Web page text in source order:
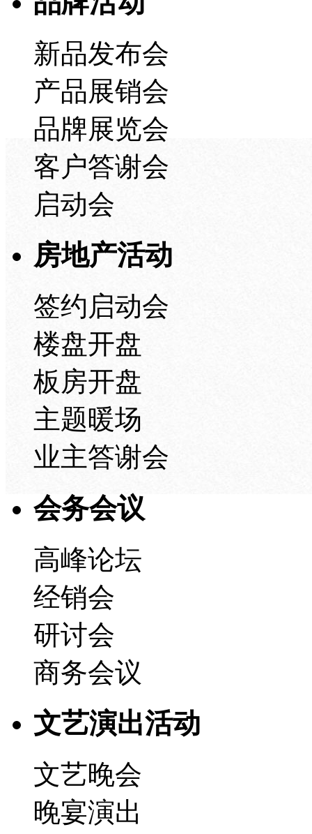
新品发布会
产品展销会
品牌展览会
客户答谢会
启动会
房地产活动
签约启动会
楼盘开盘
板房开盘
主题暖场
业主答谢会
会务会议
高峰论坛
经销会
研讨会
商务会议
文艺演出活动
文艺晚会
晚宴演出